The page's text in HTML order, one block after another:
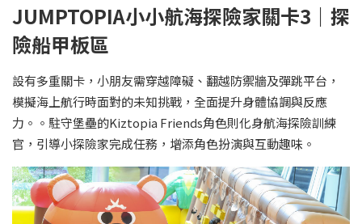
JUMPTOPIA小小航海探險家關卡3｜探
險船甲板區
設有多重關卡，小朋友需穿越障礙、翻越防禦牆及彈跳平台，
模擬海上航行時面對的未知挑戰，全面提升身體協調與反應
力。。駐守堡壘的Kiztopia Friends角色則化身航海探險訓練
官，引導小探險家完成任務，增添角色扮演與互動趣味。